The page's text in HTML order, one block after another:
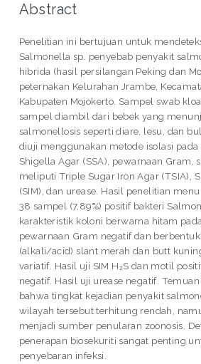
Abstract
Penelitian ini bertujuan untuk
Salmonella sp. penyebab penyakit
hibrida (hasil persilangan Peking dan
peternakan Kelurahan Jrambe,
Kabupaten Mojokerto. Sampel swab
sampel diambil dari bebek yang
salmonellosis seperti diare, lesu, dan
diuji menggunakan metode isolasi
Shigella Agar (SSA), pewarnaan Gram,
meliputi Triple Sugar Iron Agar (TSIA),
(SIM), dan urease. Hasil penelitian
38 sampel (7,89%) positif bakteri
karakteristik koloni berwarna hitam
pewarnaan Gram negatif dan
(alkali/acid) slant merah dan butt
variatif. Hasil uji SIM H₂S dan motil
negatif. Hasil uji urease negatif.
bahwa tingkat kejadian penyakit
wilayah tersebut terhitung rendah,
menjadi sumber penularan zoonosis.
penerapan biosekuriti sangat penting
penyebaran infeksi.